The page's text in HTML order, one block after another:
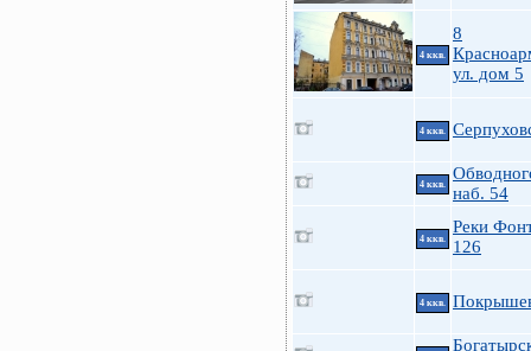
4 ккв.
8
ул. дом 5
4 ккв.
4 ккв.
наб. 54
4 ккв.
Реки
126
4 ккв.